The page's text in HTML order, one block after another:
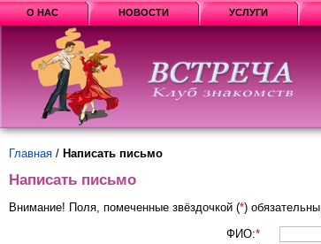
О НАС НОВОСТИ УСЛУГИ
Главная / Написать письмо
Написать письмо
Внимание! Поля, помеченные звёздочкой (*)
ФИО:*